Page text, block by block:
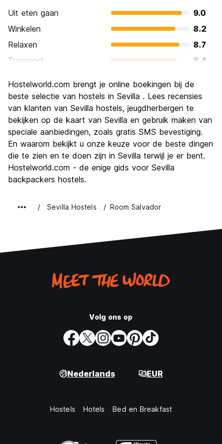
Uit eten gaan
9.0
Winkelen
8.2
Relaxen
8.7
Transport
8.4
Cultuur
9.5
Uitgaan
Waarde voor uw geld
8.8
Hostelworld.com brengt je online boekingen bij de
beste selectie van hostels in Sevilla . Lees recensies
van klanten van Sevilla hostels, jeugdherbergen te
bekijken op de kaart van Sevilla en gebruik maken van
speciale aanbiedingen, zoals gratis SMS bevestiging.
En waarom bekijkt u onze keuze voor de beste dingen
die te zien en te doen zijn in Sevilla terwijl je er bent.
Hostelworld.com - de enige gids voor Sevilla
backpackers hostels.
Sevilla Hostels Room Salvador
Volg ons op
Nederlands EUR
Hostels Hotels Bed en Breakfast